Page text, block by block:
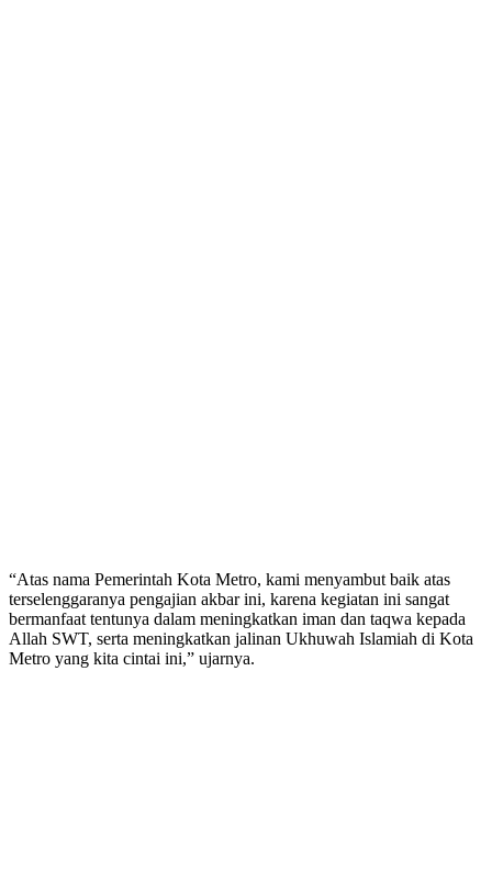
“Atas nama Pemerintah Kota Metro, kami menyambut baik atas
terselenggaranya pengajian akbar ini, karena kegiatan ini sangat
bermanfaat tentunya dalam meningkatkan iman dan taqwa kepada
Allah SWT, serta meningkatkan jalinan Ukhuwah Islamiah di Kota
Metro yang kita cintai ini,” ujarnya.